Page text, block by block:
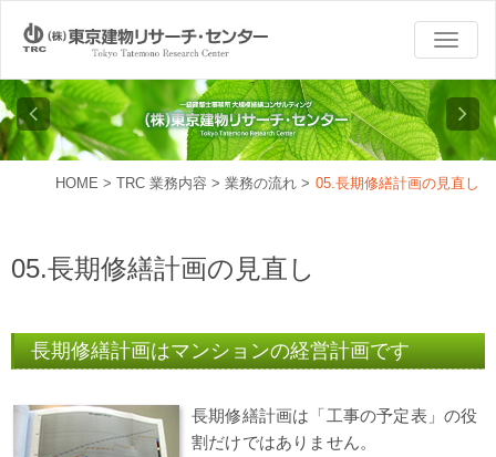
HOME > TRC 業務内容 > 業務の流れ > 05.長期修繕計画の見直し
05.長期修繕計画の見直し
長期修繕計画はマンションの経営計画です
長期修繕計画は「工事の予定表」の役
割だけではありません。